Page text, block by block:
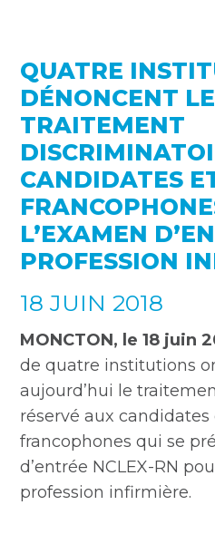
QUATRE
DÉNONCENT LE
TRAITEMENT
CANDIDATES
L’EXAMEN
PROFESSION
18 JUIN 2018
MONCTON, le 18 juin
de quatre institutions
aujourd’hui le
réservé aux
francophones qui se
d’entrée NCLEX-RN
profession infirmière.